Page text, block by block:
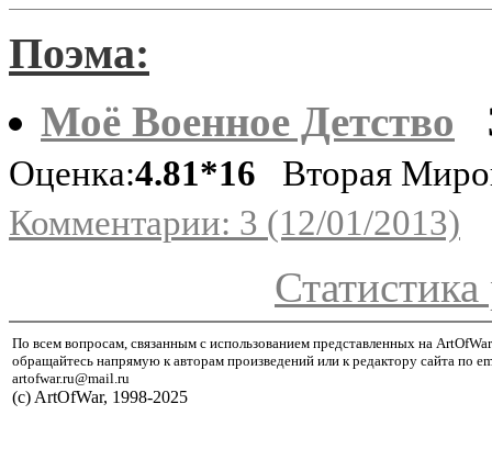
Поэма:
Моё Военное Детство
Оценка:4.81*16 Вторая
Комментарии: 3 (12/01/2013)
Статистика
По всем вопросам, связанным с использованием представленных на
обращайтесь напрямую к авторам произведений или к редактору сайта по
artofwar.ru@mail.ru
(с) ArtOfWar, 1998-2025